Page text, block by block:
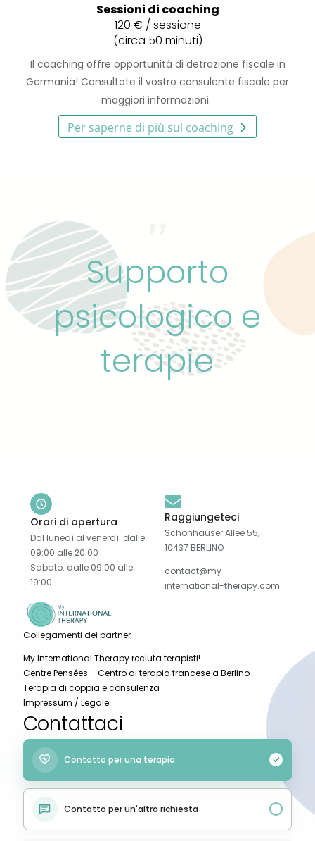
Sessioni di coaching
120 € /sessione
(circa 50 minuti)
Il coaching offre opportunità di detrazione fiscale in
Germania! Consultate il vostro consulente fiscale per
maggiori informazioni.
Per saperne di più sul coaching
Supporto
psicologico e
terapie
Orari di apertura
Dal lunedì al venerdì: dalle
09:00 alle 20:00
Sabato: dalle 09:00 alle
19:00
Raggiungeteci
Schönhauser Allee 55,
10437 BERLINO
contact@my-
international-therapy.com
Collegamenti dei partner
My International Therapy recluta terapisti!
Centre Pensées – Centro di terapia francese a Berlino
Terapia di coppia e consulenza
Impressum / Legale
Contattaci
Contatto per una terapia
Contatto per un'altra richiesta
Deutsch